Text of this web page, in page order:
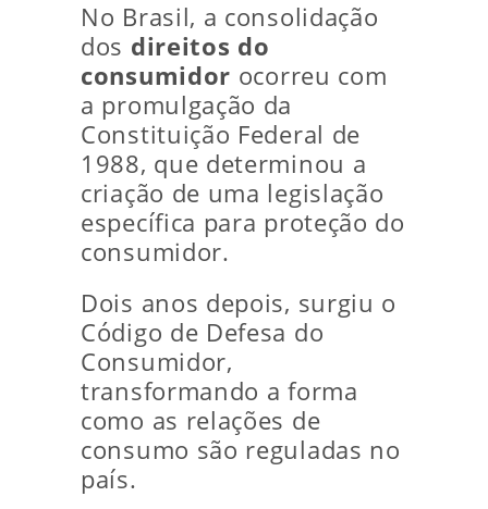
No Brasil, a consolidação
dos direitos do
consumidor ocorreu com
a promulgação da
Constituição Federal de
1988, que determinou a
criação de uma legislação
específica para proteção do
consumidor.
Dois anos depois, surgiu o
Código de Defesa do
Consumidor,
transformando a forma
como as relações de
consumo são reguladas no
país.